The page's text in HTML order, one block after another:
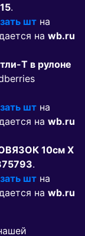
.
шт на
на wb.ru
Т в рулоне
шт на
на wb.ru
10см Х
.
шт на
на wb.ru